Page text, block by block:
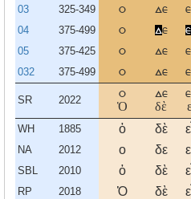
03 325-349 ο δε
04 375-499 ο δε
05 375-425 ο δε
032 375-499 ο δε
SR 2022
ο
Ὁ
δε
δὲ
WH 1885 ὁ δὲ
NA 2012 ο δε
SBL 2010 ὁ δὲ
RP 2018 Ὁ δὲ